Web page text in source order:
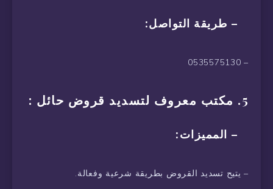
– طريقة التواصل:
– 0535575130
5. مكتب معروف لتسديد قروض حائل :
– المميزات:
– يتيح تسديد القروض بطريقة شرعية وفعالة.